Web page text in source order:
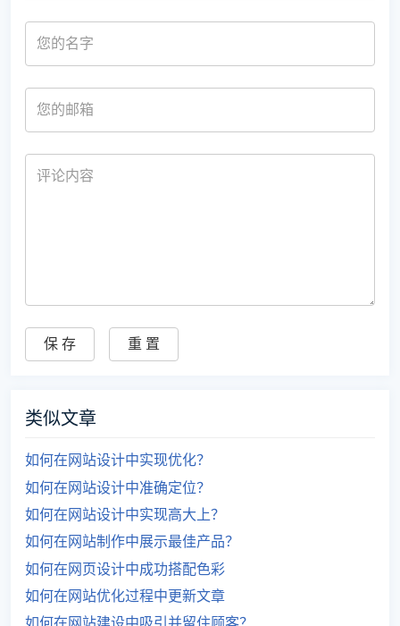
类似文章
如何在网站设计中实现优化？
如何在网站设计中准确定位？
如何在网站设计中实现高大上？
如何在网站制作中展示最佳产品？
如何在网页设计中成功搭配色彩
如何在网站优化过程中更新文章